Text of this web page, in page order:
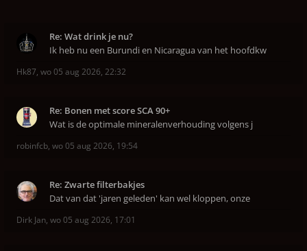
Re: Wat drink je nu?
Ik heb nu een Burundi en Nicaragua van het hoofdkw
Hk87, wo 05 aug 2026, 22:32
Re: Bonen met score SCA 90+
Wat is de optimale mineralenverhouding volgens j
robinfcb, wo 05 aug 2026, 19:54
Re: Zwarte filterbakjes
Dat van dat 'jaren geleden' kan wel kloppen, onze
Dirk Jan, wo 05 aug 2026, 17:01